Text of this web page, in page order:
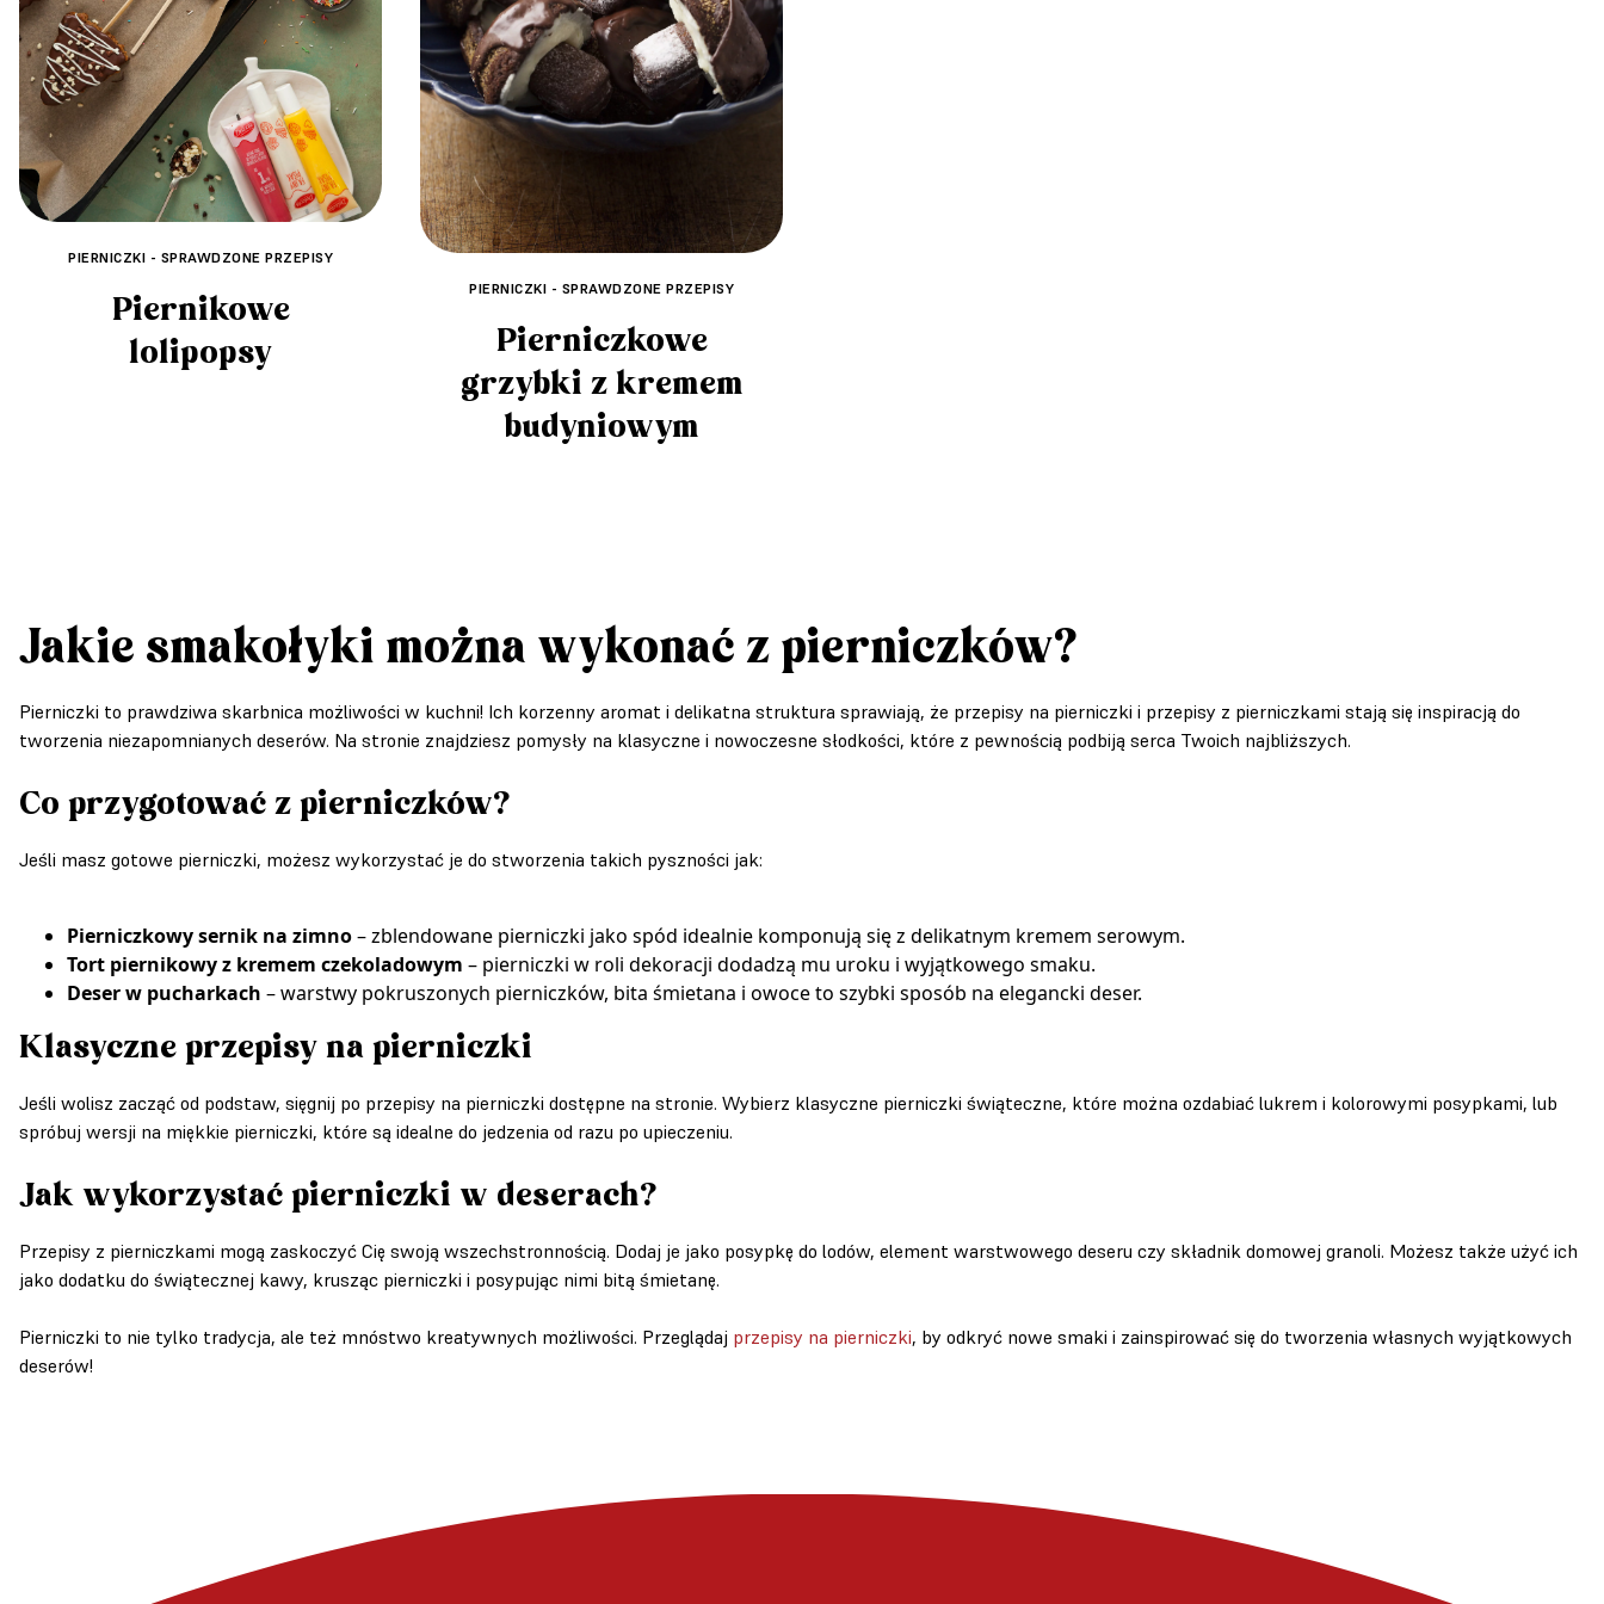
PIERNICZKI - SPRAWDZONE PRZEPISY
Piernikowe
lolipopsy
PIERNICZKI - SPRAWDZONE PRZEPISY
Pierniczkowe
grzybki z kremem
budyniowym
Jakie smakołyki można wykonać z pierniczków?
Pierniczki to prawdziwa skarbnica możliwości w kuchni! Ich korzenny aromat i delikatna struktura sprawiają, że przepisy na pierniczki i przepisy z pierniczkami stają się inspiracją do
tworzenia niezapomnianych deserów. Na stronie znajdziesz pomysły na klasyczne i nowoczesne słodkości, które z pewnością podbiją serca Twoich najbliższych.
Co przygotować z pierniczków?
Jeśli masz gotowe pierniczki, możesz wykorzystać je do stworzenia takich pyszności jak:
Pierniczkowy sernik na zimno– zblendowane pierniczki jako spód idealnie komponują się z delikatnym kremem serowym.
Tort piernikowy z kremem czekoladowym – pierniczki w roli dekoracji dodadzą mu uroku i wyjątkowego smaku.
Deser w pucharkach – warstwy pokruszonych pierniczków, bita śmietana i owoce to szybki sposób na elegancki deser.
Klasyczne przepisy na pierniczki
Jeśli wolisz zacząć od podstaw, sięgnij po przepisy na pierniczki dostępne na stronie. Wybierz klasyczne pierniczki świąteczne, które można ozdabiać lukrem i kolorowymi posypkami, lub
spróbuj wersji na miękkie pierniczki, które są idealne do jedzenia od razu po upieczeniu.
Jak wykorzystać pierniczki w deserach?
Przepisy z pierniczkami mogą zaskoczyć Cię swoją wszechstronnością. Dodaj je jako posypkę do lodów, element warstwowego deseru czy składnik domowej granoli. Możesz także użyć ich
jako dodatku do świątecznej kawy, krusząc pierniczki i posypując nimi bitą śmietanę.
Pierniczki to nie tylko tradycja, ale też mnóstwo kreatywnych możliwości. Przeglądaj przepisy na pierniczki, by odkryć nowe smaki i zainspirować się do tworzenia własnych wyjątkowych
deserów!